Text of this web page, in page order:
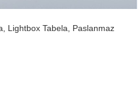
Lightbox Tabela, Paslanmaz